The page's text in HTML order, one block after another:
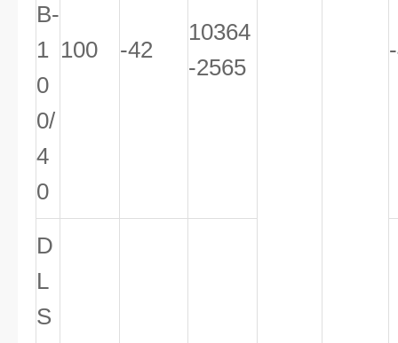
B-
1
0
0/
4
0
100 -42
10364
-2565
D
L
S